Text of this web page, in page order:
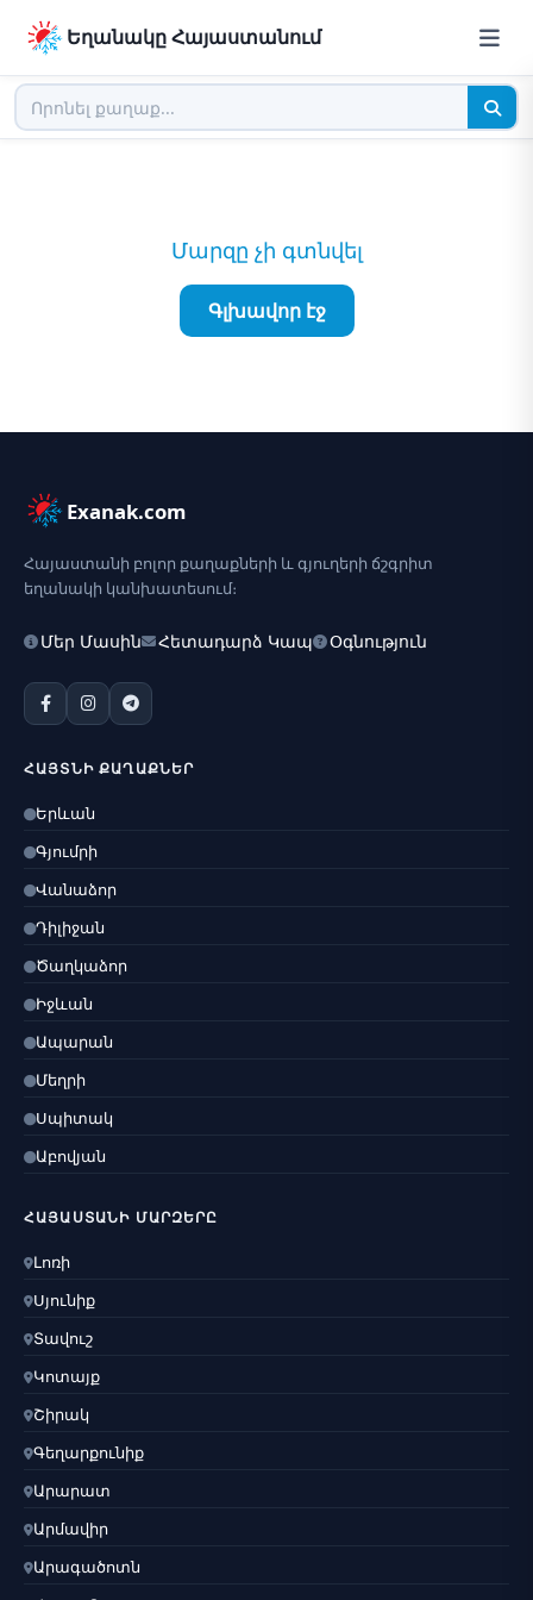
Եղանակը Հայաստանում
Մարզը չի գտնվել
Գլխավոր էջ
Exanak.com
Հայաստանի բոլոր քաղաքների և գյուղերի ճշգրիտ
եղանակի կանխատեսում։
Մեր Մասին Հետադարձ Կապ Օգնություն
ՀԱՅՏՆԻ ՔԱՂԱՔՆԵՐ
Երևան
Գյումրի
Վանաձոր
Դիլիջան
Ծաղկաձոր
Իջևան
Ապարան
Մեղրի
Սպիտակ
Աբովյան
ՀԱՅԱՍՏԱՆԻ ՄԱՐԶԵՐԸ
Լոռի
Սյունիք
Տավուշ
Կոտայք
Շիրակ
Գեղարքունիք
Արարատ
Արմավիր
Արագածոտն